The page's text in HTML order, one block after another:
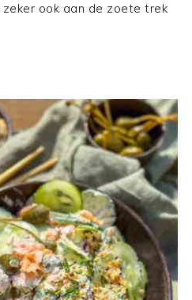
ook aan de zoete trek